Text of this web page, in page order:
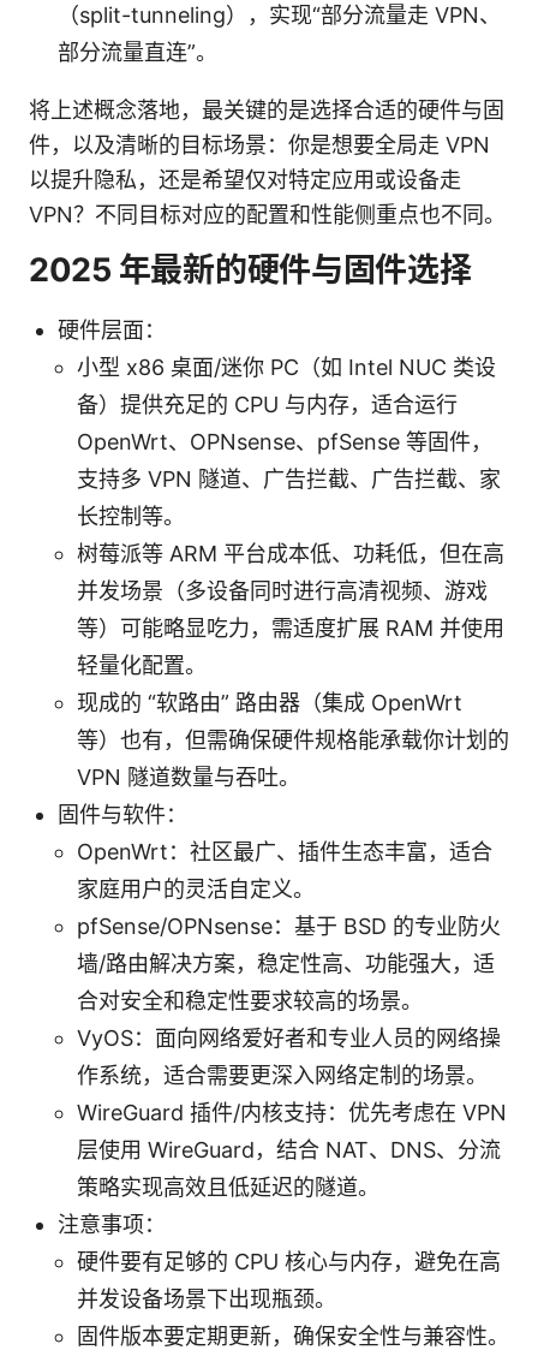
（split-tunneling），实现“部分流量走 VPN、
部分流量直连”。
将上述概念落地，最关键的是选择合适的硬件与固
件，以及清晰的目标场景：你是想要全局走 VPN
以提升隐私，还是希望仅对特定应用或设备走
VPN？不同目标对应的配置和性能侧重点也不同。
2025 年最新的硬件与固件选择
硬件层面：
小型 x86 桌面/迷你 PC（如 Intel NUC 类设
备）提供充足的 CPU 与内存，适合运行
OpenWrt、OPNsense、pfSense 等固件，
支持多 VPN 隧道、广告拦截、广告拦截、家
长控制等。
树莓派等 ARM 平台成本低、功耗低，但在高
并发场景（多设备同时进行高清视频、游戏
等）可能略显吃力，需适度扩展 RAM 并使用
轻量化配置。
现成的 “软路由” 路由器（集成 OpenWrt
等）也有，但需确保硬件规格能承载你计划的
VPN 隧道数量与吞吐。
固件与软件：
OpenWrt：社区最广、插件生态丰富，适合
家庭用户的灵活自定义。
pfSense/OPNsense：基于 BSD 的专业防火
墙/路由解决方案，稳定性高、功能强大，适
合对安全和稳定性要求较高的场景。
VyOS：面向网络爱好者和专业人员的网络操
作系统，适合需要更深入网络定制的场景。
WireGuard 插件/内核支持：优先考虑在 VPN
层使用 WireGuard，结合 NAT、DNS、分流
策略实现高效且低延迟的隧道。
注意事项：
硬件要有足够的 CPU 核心与内存，避免在高
并发设备场景下出现瓶颈。
固件版本要定期更新，确保安全性与兼容性。